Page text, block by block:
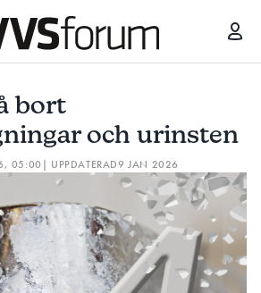
bort
och urinsten
05:00 | UPPDATERAD9 JAN 2026